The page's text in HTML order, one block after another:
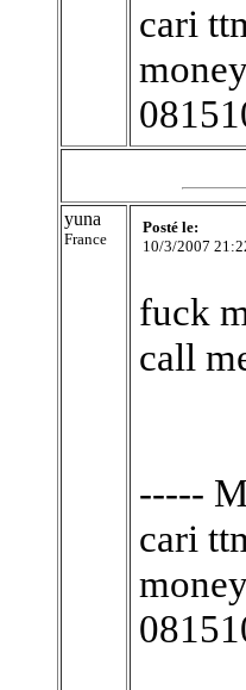
cari
yuna
France
Posté le:
10/3/2007
fuck
call
-----
cari